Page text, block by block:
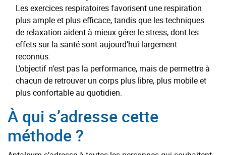
Les exercices respiratoires favorisent une respiration
plus ample et plus efficace, tandis que les techniques
de relaxation aident à mieux gérer le stress, dont les
effets sur la santé sont aujourd’hui largement
reconnus.
L’objectif n’est pas la performance, mais de permettre à
chacun de retrouver un corps plus libre, plus mobile et
plus confortable au quotidien.
À qui s’adresse cette
méthode ?